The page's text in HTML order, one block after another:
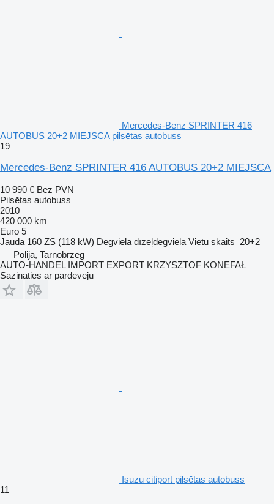
Mercedes-Benz SPRINTER 416
AUTOBUS 20+2 MIEJSCA pilsētas autobuss
19
Mercedes-Benz SPRINTER 416 AUTOBUS 20+2 MIEJSCA
10 990 € Bez PVN
Pilsētas autobuss
2010
420 000 km
Euro 5
Jauda 160 ZS (118 kW) Degviela dīzeļdegviela Vietu skaits 20+2
Polija, Tarnobrzeg
AUTO-HANDEL IMPORT EXPORT KRZYSZTOF KONEFAŁ
Sazināties ar pārdevēju
Isuzu citiport pilsētas autobuss
11